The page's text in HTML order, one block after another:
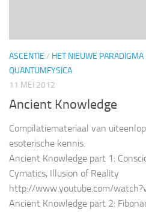
ASCENTIE / HET NIEUWE PARADIGMA
QUANTUMFYSICA
11 MEI 2012
Ancient Knowledge
Compilatiemateriaal van
esoterische kennis.
Ancient Knowledge part 1:
Cymatics, Illusion of Reality
http://www.youtube.com/
Ancient Knowledge part 2: